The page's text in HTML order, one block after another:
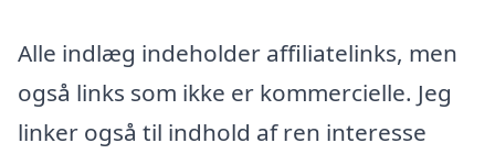
Alle indlæg indeholder affiliatelinks, men
også links som ikke er kommercielle. Jeg
linker også til indhold af ren interesse